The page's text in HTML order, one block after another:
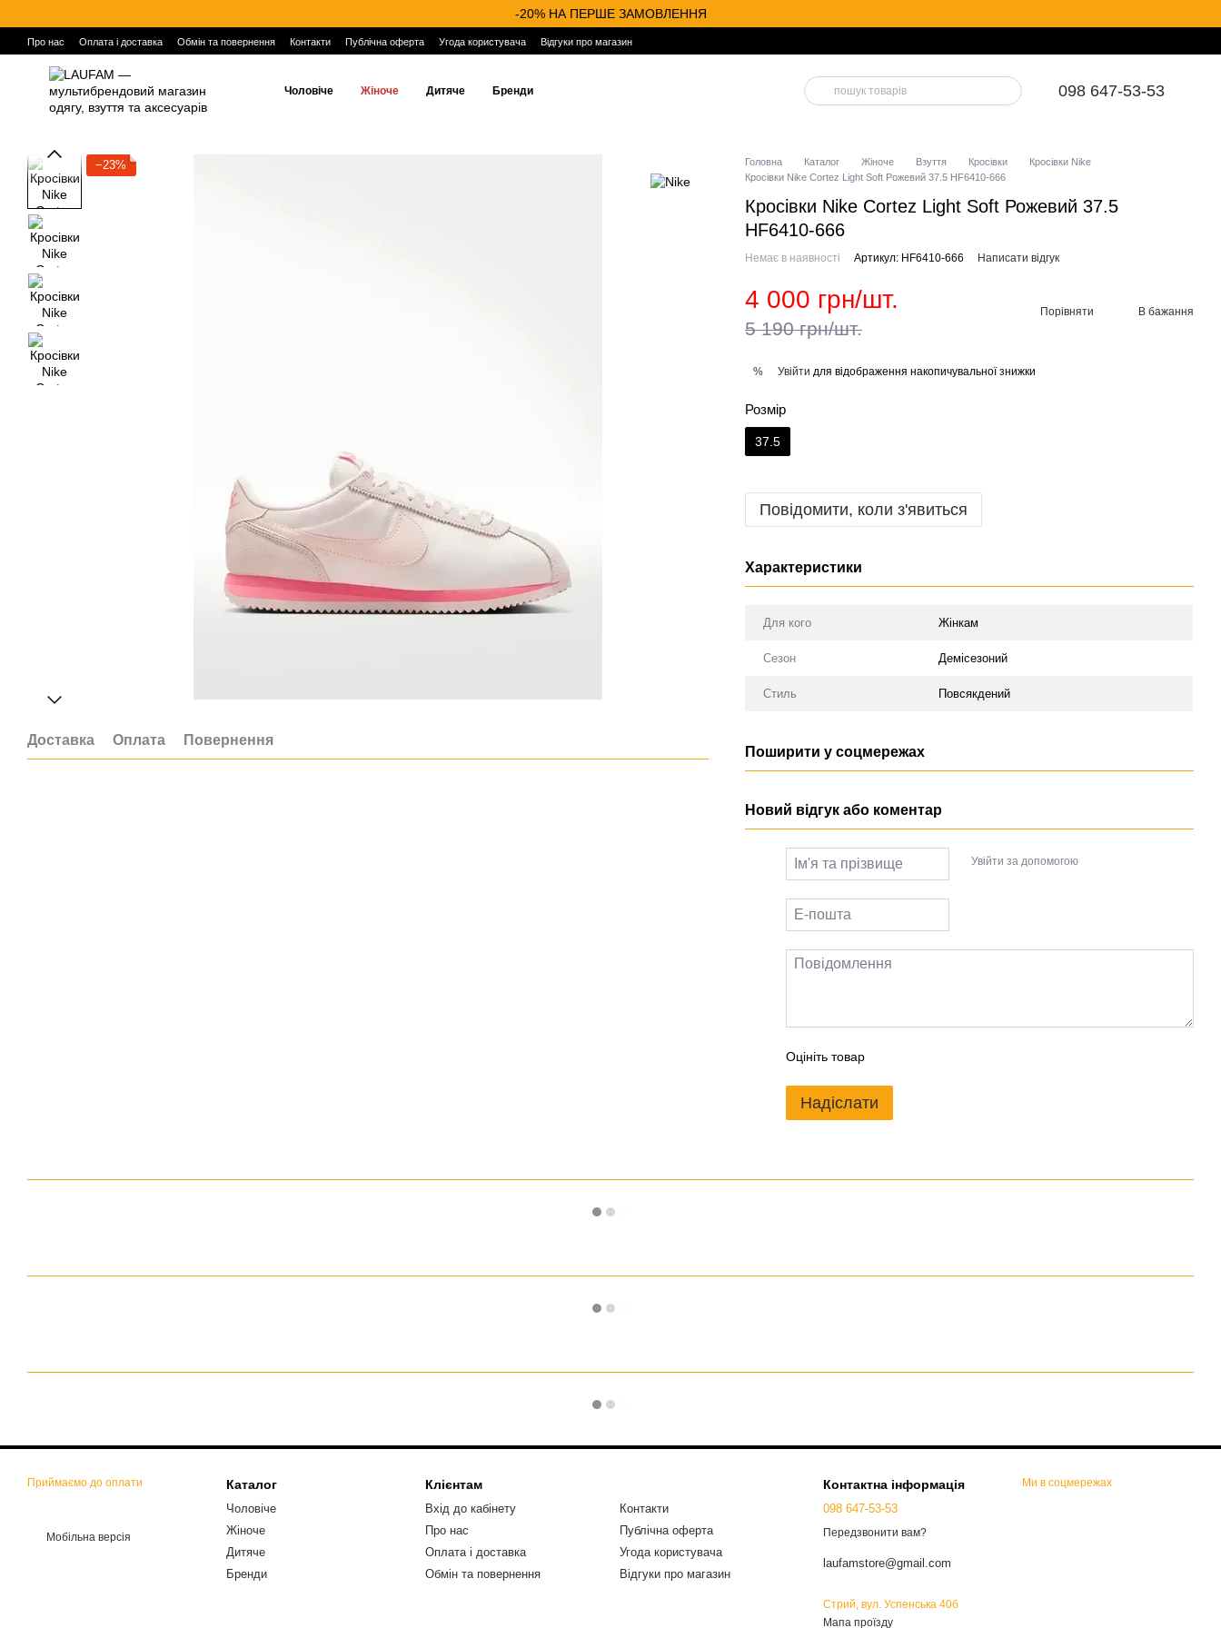
-20% НА ПЕРШЕ ЗАМОВЛЕННЯ
Про нас Оплата і доставка Обмін та повернення Контакти Публічна оферта Угода користувача Відгуки про магазин
Чоловіче Жіноче Дитяче Бренди 098 647-53-53
−23%
Доставка Оплата Повернення
Головна Каталог Жіноче Взуття Кросівки
Кросівки Nike
Кросівки Nike Cortez Light Soft Рожевий 37.5 HF6410-666
Кросівки Nike Cortez Light Soft Рожевий 37.5
HF6410-666
Немає в наявності Артикул: HF6410-666 Написати відгук
4 000 грн/шт.
5 190 грн/шт.
Порівняти В бажання
% Увійти для відображення накопичувальної знижки
Розмір
37.5
Повідомити, коли з'явиться
Характеристики
Для кого Жінкам
Сезон Демісезоний
Стиль Повсякдений
Поширити у соцмережах
Новий відгук або коментар
Увійти за допомогою
Оцініть товар
Надіслати
Приймаємо до оплати
Мобільна версія
Каталог
Чоловіче
Жіноче
Дитяче
Бренди
Клієнтам
Вхід до кабінету
Про нас
Оплата і доставка
Обмін та повернення
Контакти
Публічна оферта
Угода користувача
Відгуки про магазин
Контактна інформація
098 647-53-53
Передзвонити вам?
laufamstore@gmail.com
Стрий, вул. Успенська 40б
Мапа проїзду
Ми в соцмережах